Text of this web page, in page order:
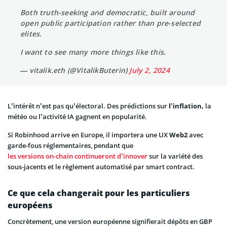
Both truth-seeking and democratic, built around
open public participation rather than pre-selected
elites.
I want to see many more things like this.
— vitalik.eth (@VitalikButerin)July 2, 2024
L’intérêt n’est pas qu’électoral. Des prédictions sur l’inflation, la
météo ou l’activité IA gagnent en popularité.
Si Robinhood arrive en Europe, il importera une UXWeb2avec
garde-fous réglementaires, pendant que
les versions on-chain continueront d’innoversur la variété des
sous-jacents et le règlement automatisé par smart contract.
Ce que cela changerait pour les particuliers
européens
Concrètement, une version européenne signifierait dépôts en GBP